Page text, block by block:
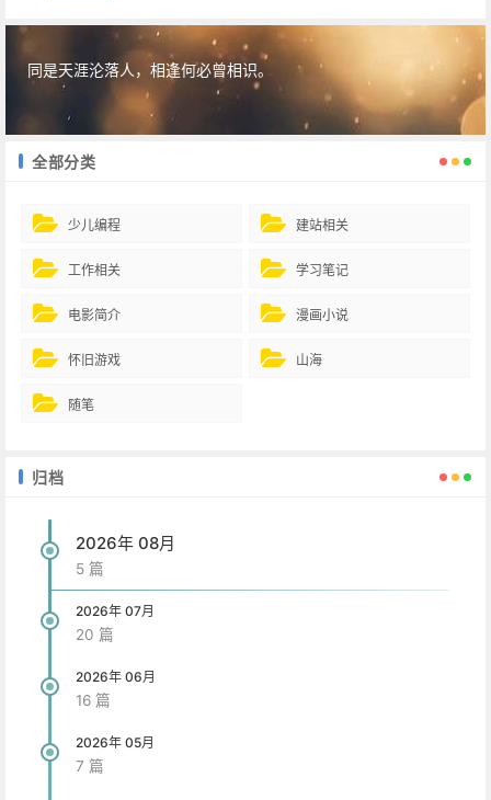
同是天涯沦落人，相逢何必曾相识。
全部分类
少儿编程 建站相关
工作相关 学习笔记
电影简介 漫画小说
怀旧游戏 山海
随笔
归档
2026年 08月
5 篇
2026年 07月
20 篇
2026年 06月
16 篇
2026年 05月
7 篇